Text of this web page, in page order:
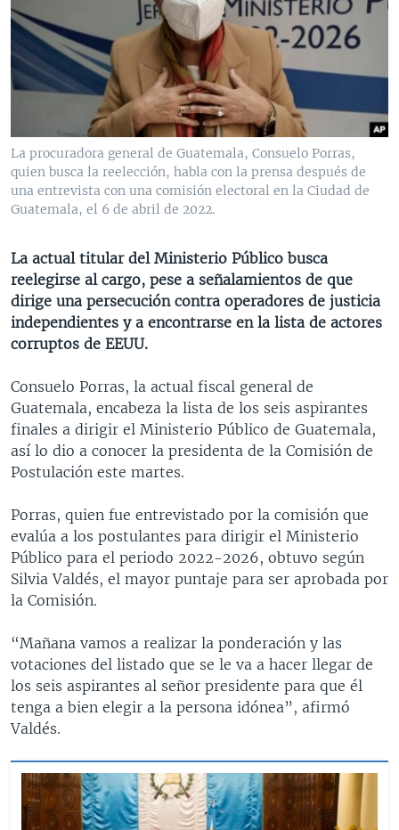
VENEZUELA
BRASIL
NICARAGUA
ECONOMÍA
ENTRETENIMIENTO Y CULTURA
TECNOLOGÍA
MULTIMEDIA
VIDEOS
FOTOGRAFÍA
PROGRAMAS TV
EL MUNDO AL DÍA
FORO INTERAMERICANO
LAS CLAVES
PANORAMA
RADIO
AVANCE INFORMATIVO
BUENOS DÍAS AMÉRICA
ESTADOS UNIDOS AL DÍA
FORO [RADIO]
DEPORTIVO INTERNACIONAL
NOTA ECONÓMICA
Learning English
Idiomas
La procuradora general de Guatemala, Consuelo Porras,
quien busca la reelección, habla con la prensa después de
una entrevista con una comisión electoral en la Ciudad de
Guatemala, el 6 de abril de 2022.
La actual titular del Ministerio Público busca
reelegirse al cargo, pese a señalamientos de que
dirige una persecución contra operadores de justicia
independientes y a encontrarse en la lista de actores
corruptos de EEUU.
Consuelo Porras, la actual fiscal general de
Guatemala, encabeza la lista de los seis aspirantes
finales a dirigir el Ministerio Público de Guatemala,
así lo dio a conocer la presidenta de la Comisión de
Postulación este martes.
Porras, quien fue entrevistado por la comisión que
evalúa a los postulantes para dirigir el Ministerio
Público para el periodo 2022-2026, obtuvo según
Silvia Valdés, el mayor puntaje para ser aprobada por
la Comisión.
“Mañana vamos a realizar la ponderación y las
votaciones del listado que se le va a hacer llegar de
los seis aspirantes al señor presidente para que él
tenga a bien elegir a la persona idónea”, afirmó
Valdés.